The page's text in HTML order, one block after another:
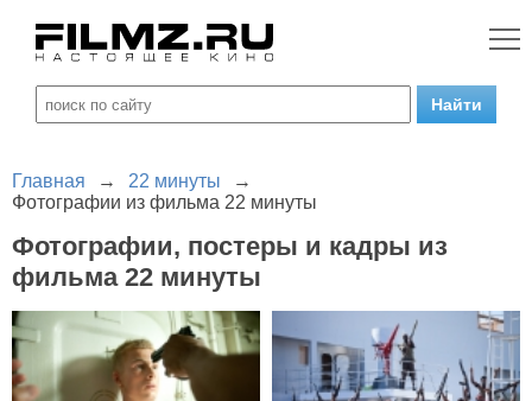
Главная → 22 минуты
→
Фотографии из фильма 22 минуты
Фотографии, постеры и кадры из
фильма 22 минуты